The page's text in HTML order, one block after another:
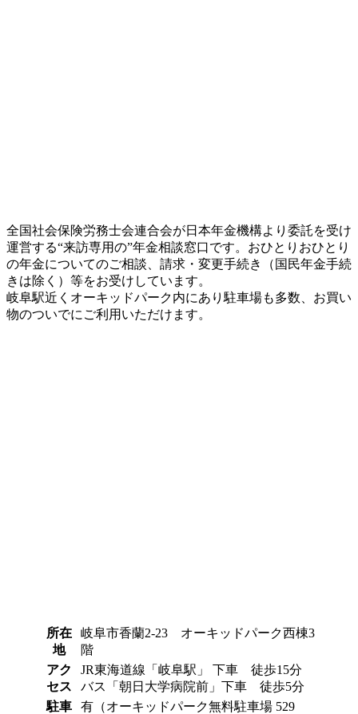
全国社会保険労務士会連合会が日本年金機構より委託を受け
運営する“来訪専用の”年金相談窓口です。おひとりおひとり
の年金についてのご相談、請求・変更手続き（国民年金手続
きは除く）等をお受けしています。
岐阜駅近くオーキッドパーク内にあり駐車場も多数、お買い
物のついでにご利用いただけます。
所在
地
岐阜市香蘭2-23 オーキッドパーク西棟3
階
アク
セス
JR東海道線「岐阜駅」 下車 徒歩15分
バス「朝日大学病院前」下車 徒歩5分
駐車
有（オーキッドパーク無料駐車場 529